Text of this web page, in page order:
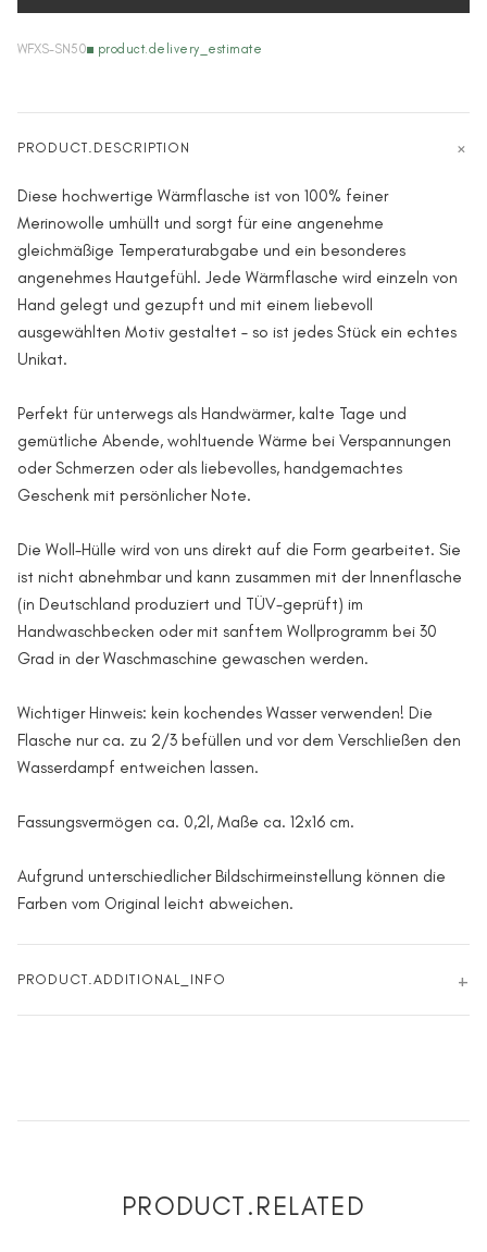
WFXS-SN50 product.delivery_estimate
PRODUCT.DESCRIPTION
Diese hochwertige Wärmflasche ist von 100% feiner
Merinowolle umhüllt und sorgt für eine angenehme
gleichmäßige Temperaturabgabe und ein besonderes
angenehmes Hautgefühl. Jede Wärmflasche wird einzeln von
Hand gelegt und gezupft und mit einem liebevoll
ausgewählten Motiv gestaltet – so ist jedes Stück ein echtes
Unikat.
Perfekt für unterwegs als Handwärmer, kalte Tage und
gemütliche Abende, wohltuende Wärme bei Verspannungen
oder Schmerzen oder als liebevolles, handgemachtes
Geschenk mit persönlicher Note.
Die Woll-Hülle wird von uns direkt auf die Form gearbeitet. Sie
ist nicht abnehmbar und kann zusammen mit der Innenflasche
(in Deutschland produziert und TÜV-geprüft) im
Handwaschbecken oder mit sanftem Wollprogramm bei 30
Grad in der Waschmaschine gewaschen werden.
Wichtiger Hinweis: kein kochendes Wasser verwenden! Die
Flasche nur ca. zu 2/3 befüllen und vor dem Verschließen den
Wasserdampf entweichen lassen.
Fassungsvermögen ca. 0,2l, Maße ca. 12x16 cm.
Aufgrund unterschiedlicher Bildschirmeinstellung können die
Farben vom Original leicht abweichen.
PRODUCT.ADDITIONAL_INFO
PRODUCT.RELATED